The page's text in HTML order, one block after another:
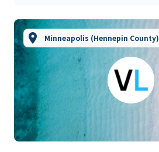
Minneapolis (Hennepin County)